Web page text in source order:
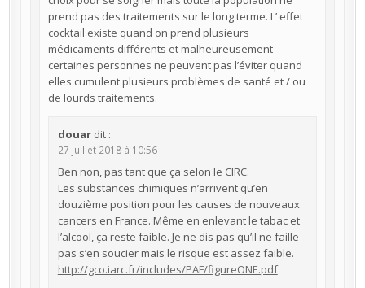
prend pas des traitements sur le long terme. L’ effet
cocktail existe quand on prend plusieurs
médicaments différents et malheureusement
certaines personnes ne peuvent pas l’éviter quand
elles cumulent plusieurs problèmes de santé et / ou
de lourds traitements.
douar dit :
27 juillet 2018 à 10:56
Ben non, pas tant que ça selon le CIRC.
Les substances chimiques n’arrivent qu’en
douzième position pour les causes de nouveaux
cancers en France. Même en enlevant le tabac et
l’alcool, ça reste faible. Je ne dis pas qu’il ne faille
pas s’en soucier mais le risque est assez faible.
http://gco.iarc.fr/includes/PAF/figureONE.pdf